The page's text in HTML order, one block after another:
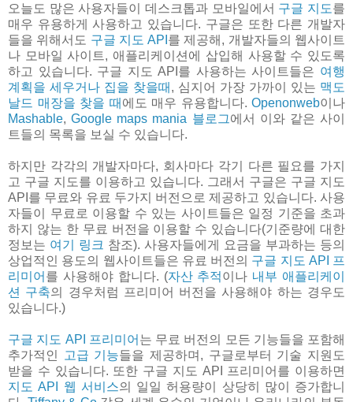
오늘도 많은 사용자들이 데스크톱과 모바일에서 구글 지도를
매우 유용하게 사용하고 있습니다. 구글은 또한 다른 개발자
들을 위해서도 구글 지도 API 를 제공해, 개발자들의 웹사이트
나 모바일 사이트, 애플리케이션에 삽입해 사용할 수 있도록
하고 있습니다. 구글 지도 API를 사용하는 사이트들은 여행
계획을 세우거나 집을 찾을때 , 심지어 가장 가까이 있는 맥도
날드 매장을 찾을 때 에도 매우 유용합니다. Openonweb이나
Mashable,Google maps mania 블로그에서 이와 같은 사이
트들의 목록을 보실 수 있습니다.
하지만 각각의 개발자마다, 회사마다 각기 다른 필요를 가지
고 구글 지도를 이용하고 있습니다. 그래서 구글은 구글 지도
API를 무료와 유료 두가지 버전으로 제공하고 있습니다. 사용
자들이 무료로 이용할 수 있는 사이트들은 일정 기준을 초과
하지 않는 한 무료 버전을 이용할 수 있습니다(기준량에 대한
정보는 여기 링크 참조). 사용자들에게 요금을 부과하는 등의
상업적인 용도의 웹사이트들은 유료 버전의 구글 지도 API 프
리미어 를 사용해야 합니다. (자산 추적이나 내부 애플리케이
션 구축의 경우처럼 프리미어 버전을 사용해야 하는 경우도
있습니다.)
구글 지도 API 프리미어 는 무료 버전의 모든 기능들을 포함해
추가적인
고급 기능들을 제공하며, 구글로부터 기술 지원도
받을 수 있습니다. 또한 구글 지도 API 프리미어를 이용하면
지도 API 웹 서비스의 일일 허용량이 상당히 많이 증가합니